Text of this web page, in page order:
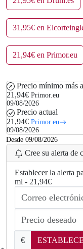
31,95€ en
21,94€ en Primor.eu
Precio mínimo más
21,94€ Primor.eu
09/08/2026
Precio actual
21,94€ Primor.eu
09/08/2026
Desde 09/08/2026
Cree su alerta de
Establecer la alerta
ml - 21,94€
€